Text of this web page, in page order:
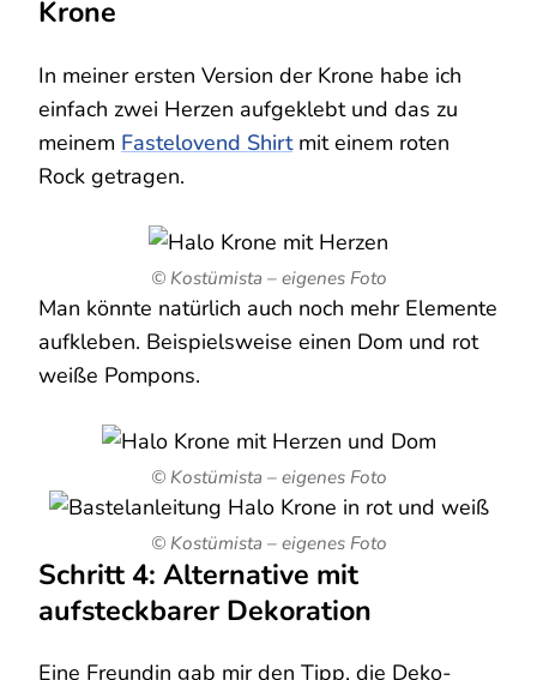
Krone
In meiner ersten Version der Krone habe ich
einfach zwei Herzen aufgeklebt und das zu
meinem Fastelovend Shirtmit einem roten
Rock getragen.
© Kostümista – eigenes Foto
Man könnte natürlich auch noch mehr Elemente
aufkleben. Beispielsweise einen Dom und rot
weiße Pompons.
© Kostümista – eigenes Foto
© Kostümista – eigenes Foto
Schritt 4: Alternative mit
aufsteckbarer Dekoration
Eine Freundin gab mir den Tipp, die Deko-